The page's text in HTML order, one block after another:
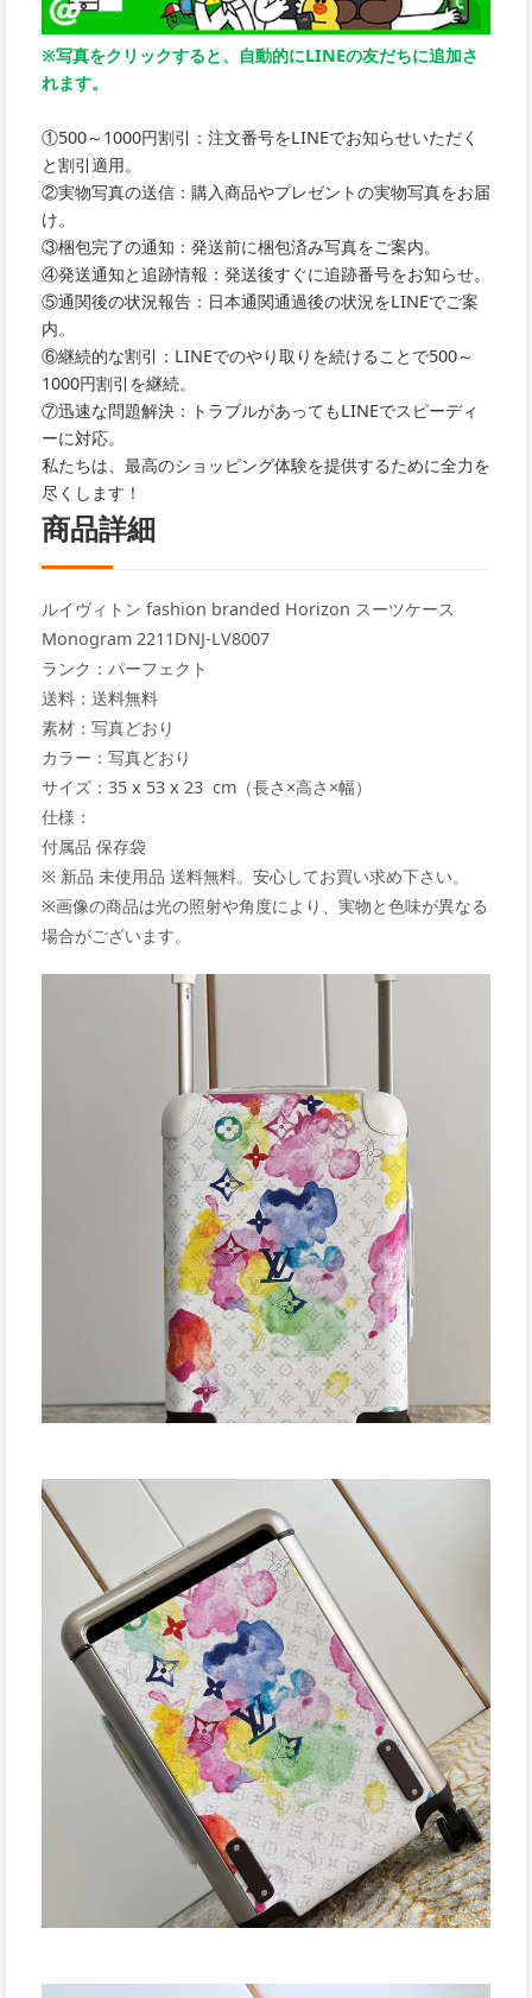
※写真をクリックすると、自動的にLINEの友だちに追加さ
れます。
①500～1000円割引：注文番号をLINEでお知らせいただく
と割引適用。
②実物写真の送信：購入商品やプレゼントの実物写真をお届
け。
③梱包完了の通知：発送前に梱包済み写真をご案内。
④発送通知と追跡情報：発送後すぐに追跡番号をお知らせ。
⑤通関後の状況報告：日本通関通過後の状況をLINEでご案
内。
⑥継続的な割引：LINEでのやり取りを続けることで500～
1000円割引を継続。
⑦迅速な問題解決：トラブルがあってもLINEでスピーディ
ーに対応。
私たちは、最高のショッピング体験を提供するために全力を
尽くします！
商品詳細
ルイヴィトン fashion branded Horizon スーツケース
Monogram 2211DNJ-LV8007
ランク：パーフェクト
送料：送料無料
素材：写真どおり
カラー：写真どおり
サイズ：35 x 53 x 23 cm（長さ×高さ×幅）
仕様：
付属品 保存袋
※ 新品 未使用品 送料無料。安心してお買い求め下さい。
※画像の商品は光の照射や角度により、実物と色味が異なる
場合がございます。